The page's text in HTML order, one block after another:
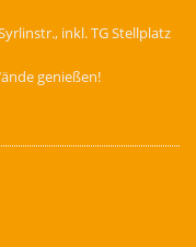
inkl. TG Stellplatz
genießen!